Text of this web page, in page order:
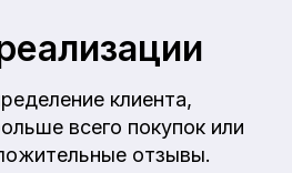
клиента,
всего покупок или
отзывы.